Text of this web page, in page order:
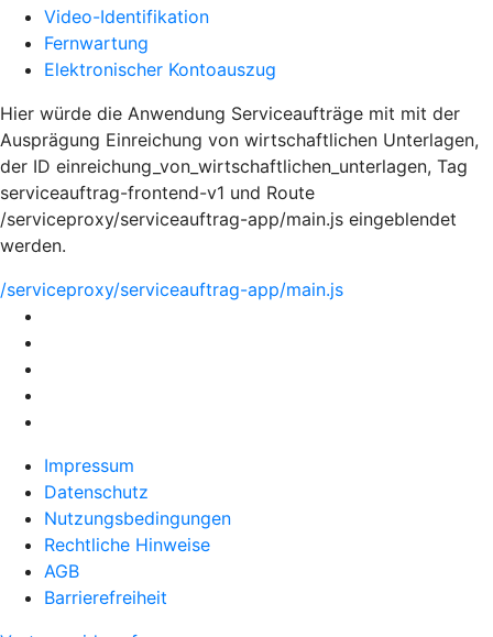
Video-Identifikation
Fernwartung
Elektronischer Kontoauszug
Hier würde die Anwendung Serviceaufträge mit mit der
Ausprägung Einreichung von wirtschaftlichen Unterlagen,
der ID einreichung_von_wirtschaftlichen_unterlagen, Tag
serviceauftrag-frontend-v1 und Route
/serviceproxy/serviceauftrag-app/main.js eingeblendet
werden.
/serviceproxy/serviceauftrag-app/main.js
Impressum
Datenschutz
Nutzungsbedingungen
Rechtliche Hinweise
AGB
Barrierefreiheit